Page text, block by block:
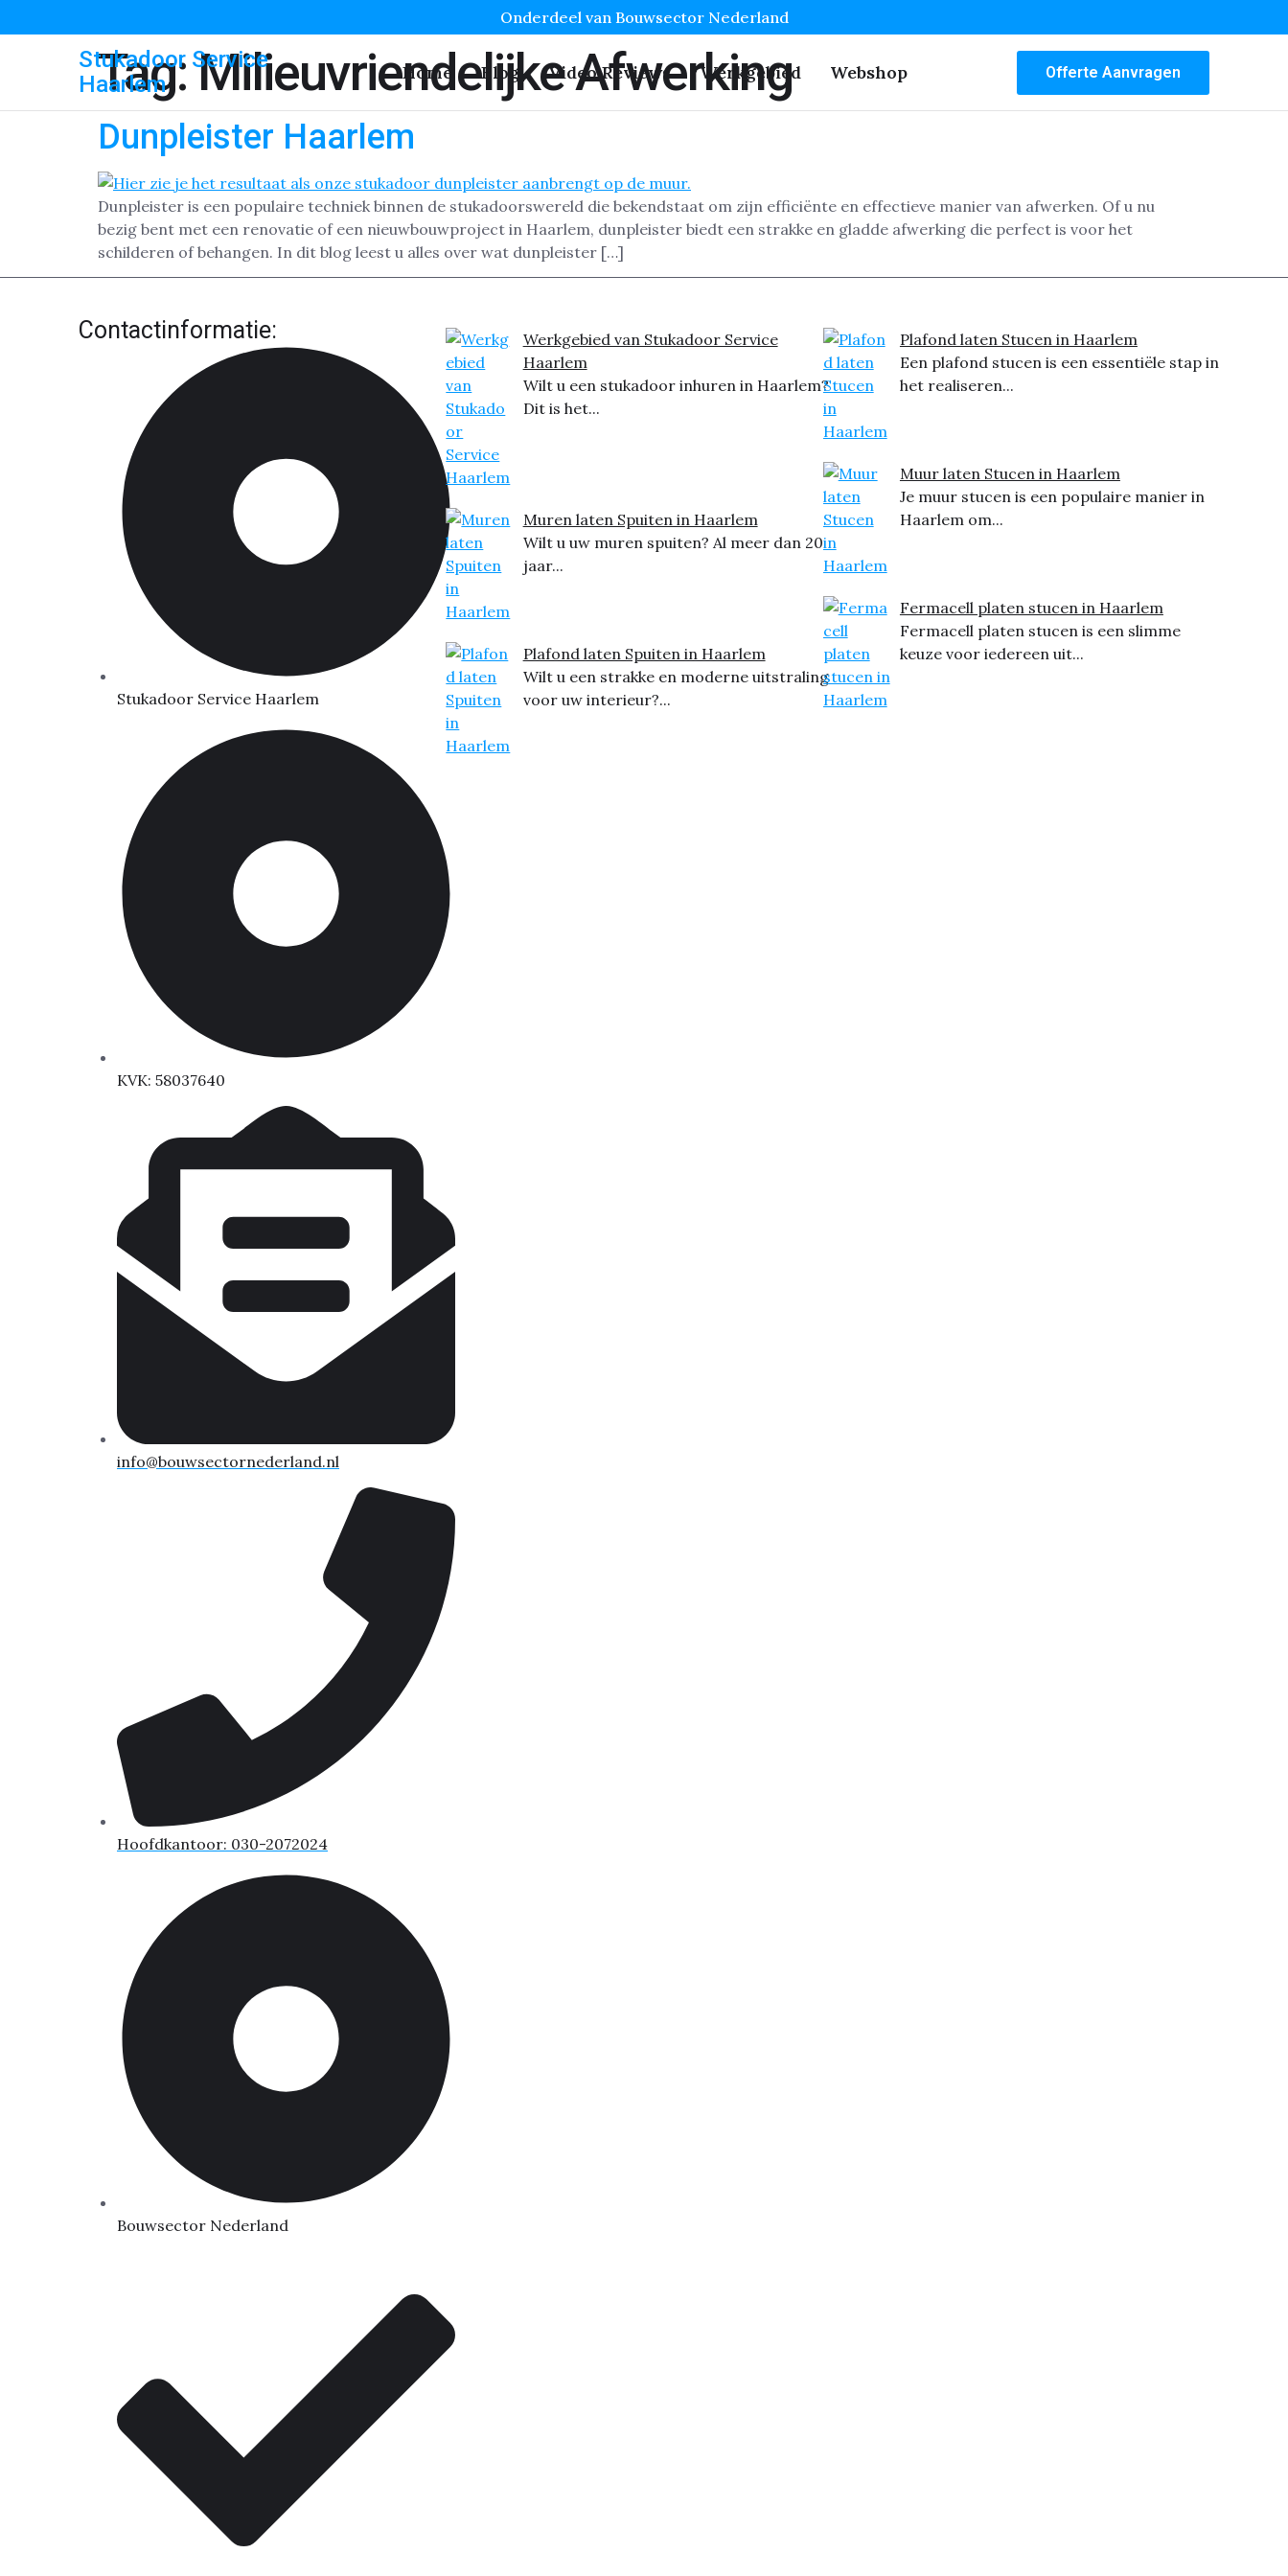
Onderdeel van Bouwsector Nederland
Stukadoor Service
Haarlem
Home Blog Video Reviews Werkgebied Webshop Offerte Aanvragen
Tag:Milieuvriendelijke Afwerking
Dunpleister Haarlem
Dunpleister is een populaire techniek binnen de stukadoorswereld die bekendstaat om zijn efficiënte en effectieve manier van afwerken. Of u nu
bezig bent met een renovatie of een nieuwbouwproject in Haarlem, dunpleister biedt een strakke en gladde afwerking die perfect is voor het
schilderen of behangen. In dit blog leest u alles over wat dunpleister […]
Contactinformatie:
Stukadoor Service Haarlem
KVK: 58037640
info@bouwsectornederland.nl
Hoofdkantoor: 030-2072024
Bouwsector Nederland
Werkgebied van Stukadoor Service
Haarlem
Wilt u een stukadoor inhuren in Haarlem?
Dit is het...
Muren laten Spuiten in Haarlem
Wilt u uw muren spuiten? Al meer dan 20
jaar...
Plafond laten Spuiten in Haarlem
Wilt u een strakke en moderne uitstraling
voor uw interieur?...
Plafond laten Stucen in Haarlem
Een plafond stucen is een essentiële stap in
het realiseren...
Muur laten Stucen in Haarlem
Je muur stucen is een populaire manier in
Haarlem om...
Fermacell platen stucen in Haarlem
Fermacell platen stucen is een slimme
keuze voor iedereen uit...